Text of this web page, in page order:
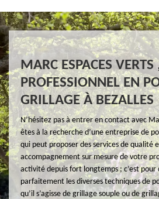
MARC ESPACES VERTS
PROFESSIONNEL EN
GRILLAGE À BEZALLES
N’hésitez pas à entrer en contact avec
êtes à la recherche d’une entreprise de
qui peut proposer des services de qualité
accompagnement sur mesure de votre
activité depuis fort longtemps ; c’est pour
parfaitement les diverses techniques de
qu’il s’agisse de grillage souple ou de